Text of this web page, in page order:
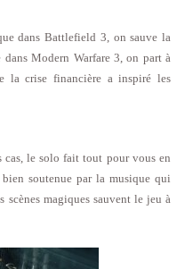
dans Battlefield 3, on sauve la
Modern Warfare 3, on part à
la crise financière a inspiré les
le solo fait tout pour vous en
bien soutenue par la musique qui
scènes magiques sauvent le jeu à